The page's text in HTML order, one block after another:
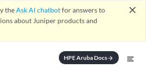
theAsk AI chatbotfor answers to
about Juniper products and
close
HPE Aruba Docsarrow_forward